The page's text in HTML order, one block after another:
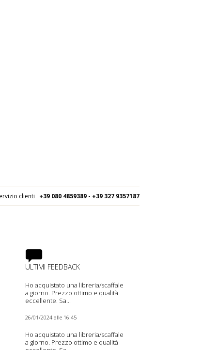
clienti +39 080 4859389 - +39 327 9357187
ULTIMI FEEDBACK
Ho acquistato una libreria/scaffale
a giorno. Prezzo ottimo e qualità
eccellente. Sa...
26/01/2024 alle 16:45
Ho acquistato una libreria/scaffale
a giorno. Prezzo ottimo e qualità